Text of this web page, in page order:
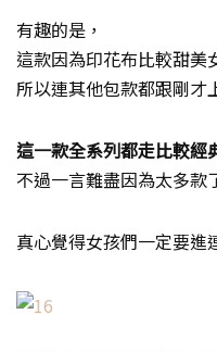
有趣的是，
這款因為印花布比較甜美
所以連其他包款都跟剛才
這一款全系列都走比較經
不過一言難盡因為太多款
真心覺得女孩們一定要進